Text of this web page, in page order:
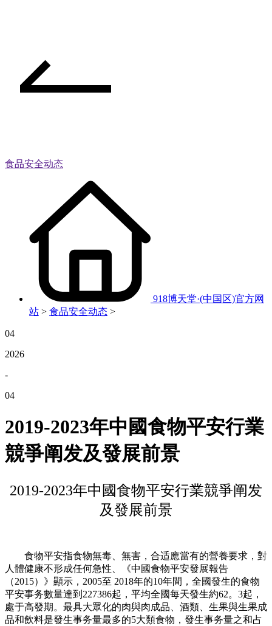
食品安全动态
918博天堂·(中国区)官方网
站 > 食品安全动态 >
04
2026
-
04
2019-2023年中國食物平安行業
競爭阐发及發展前景
2019-2023年中國食物平安行業競爭阐发
及發展前景
食物平安指食物無毒、無害，合适應當有的營養要求，對
人體健康不形成任何急性、《中國食物平安發展報告
（2015）》顯示，2005至 2018年的10年間，全國發生的食物
平安事务數量達到227386起，平均全國每天發生約62。3起，
處于高發期。最具大眾化的肉與肉成品、酒類、生果與生果成
品和飲料是發生事务量最多的5大類食物，發生事务量之和占